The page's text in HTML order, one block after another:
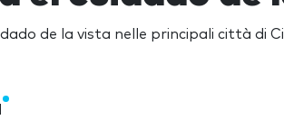
de la vista nelle principali città di